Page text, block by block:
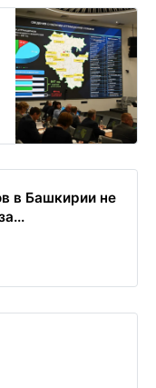
в Башкирии не